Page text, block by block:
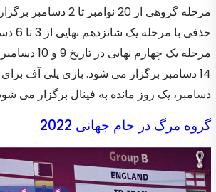
مرحله گروهی از 20
حذفی
دسامبر، یک روز مانده به فینال برگزار می
گروه مرگ در جام جهانی 2022